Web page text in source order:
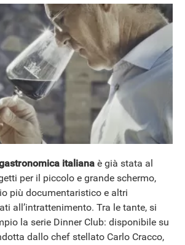
di serie tv, film e spettacolo.
italiana è già stata al
per il piccolo e grande schermo,
più documentaristico e altri
all’intrattenimento. Tra le tante, si
la serie Dinner Club: disponibile su
dallo chef stellato Carlo Cracco,